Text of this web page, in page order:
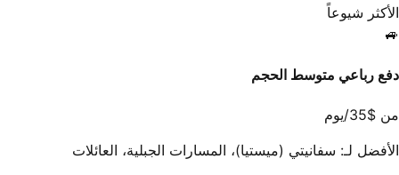
الأكثر شيوعاً
🚙
دفع رباعي متوسط الحجم
من $35/يوم
الأفضل لـ: سفانيتي (ميستيا)، المسارات الجبلية، العائلات